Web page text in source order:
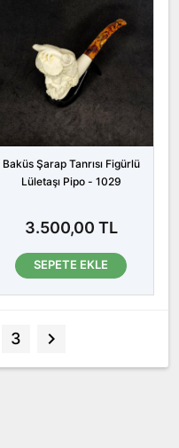
Baküs Şarap Tanrısı Figürlü
Lületaşı Pipo - 1029
3.500,00 TL
SEPETE EKLE
3